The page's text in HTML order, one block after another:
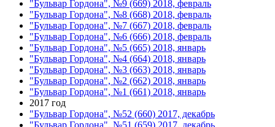
"Бульвар Гордона", №9 (669) 2018, февраль
"Бульвар Гордона", №8 (668) 2018, февраль
"Бульвар Гордона", №7 (667) 2018, февраль
"Бульвар Гордона", №6 (666) 2018, февраль
"Бульвар Гордона", №5 (665) 2018, январь
"Бульвар Гордона", №4 (664) 2018, январь
"Бульвар Гордона", №3 (663) 2018, январь
"Бульвар Гордона", №2 (662) 2018, январь
"Бульвар Гордона", №1 (661) 2018, январь
2017 год
"Бульвар Гордона", №52 (660) 2017, декабрь
"Бульвар Гордона", №51 (659) 2017, декабрь